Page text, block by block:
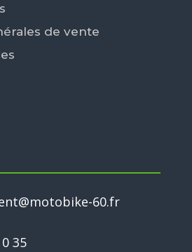
de vente
60.fr
35